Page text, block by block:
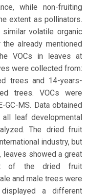
while non-fruiting
extent as pollinators.
volatile organic
already mentioned
VOCs in leaves at
were collected from:
trees and 14-years-
trees. VOCs were
GC-MS. Data obtained
leaf developmental
The dried fruit
industry, but
leaves showed a great
of the dried fruit
and male trees were
a different